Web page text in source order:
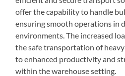
offer the capability to handle
ensuring smooth operations in
environments. The increased
the safe transportation of
to enhanced productivity and
within the warehouse setting.